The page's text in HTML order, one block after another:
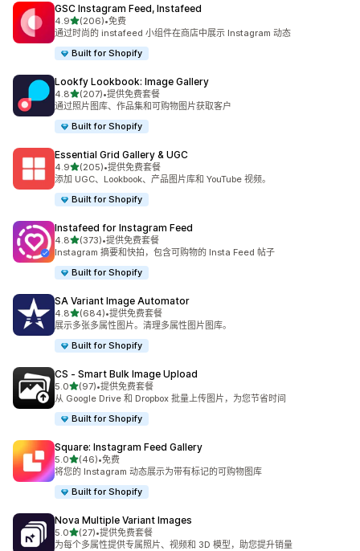
GSC Instagram Feed, Instafeed
4.9星（满分 5 星）
(206)
总共 206 条评论
•免费
通过时尚的 instafeed 小组件在商店中展示 Instagram 动态
Built for Shopify
Lookfy Lookbook: Image Gallery
4.8星（满分 5 星）
(207)
总共 207 条评论
•提供免费套餐
通过照片图库、作品集和可购物图片获取客户
Built for Shopify
Essential Grid Gallery & UGC
4.9星（满分 5 星）
(205)
总共 205 条评论
•提供免费套餐
添加 UGC、Lookbook、产品图片库和 YouTube 视频。
Built for Shopify
Instafeed for Instagram Feed
4.8星（满分 5 星）
(373)
总共 373 条评论
•提供免费套餐
Instagram 摘要和快拍，包含可购物的 Insta Feed 帖子
Built for Shopify
SA Variant Image Automator
4.8星（满分 5 星）
(684)
总共 684 条评论
•提供免费套餐
展示多张多属性图片。清理多属性图片图库。
Built for Shopify
CS ‑ Smart Bulk Image Upload
5.0星（满分 5 星）
(97)
总共 97 条评论
•提供免费套餐
从 Google Drive 和 Dropbox 批量上传图片，为您节省时间
Built for Shopify
Square: Instagram Feed Gallery
5.0星（满分 5 星）
(46)
总共 46 条评论
•免费
将您的 Instagram 动态展示为带有标记的可购物图库
Built for Shopify
Nova Multiple Variant Images
5.0星（满分 5 星）
(27)
总共 27 条评论
•提供免费套餐
为每个多属性提供专属照片、视频和 3D 模型，助您提升销量